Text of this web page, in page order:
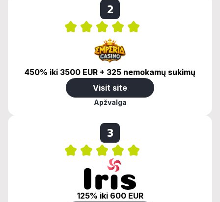
2
450% iki 3500 EUR + 325 nemokamų sukimų
Visit site
Apžvalga
3
125% iki 600 EUR